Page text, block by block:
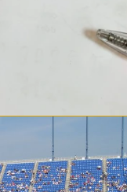
捷徑。